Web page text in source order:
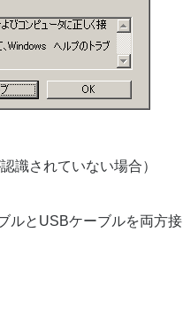
識されていない場合）
ルとUSBケーブルを両方接